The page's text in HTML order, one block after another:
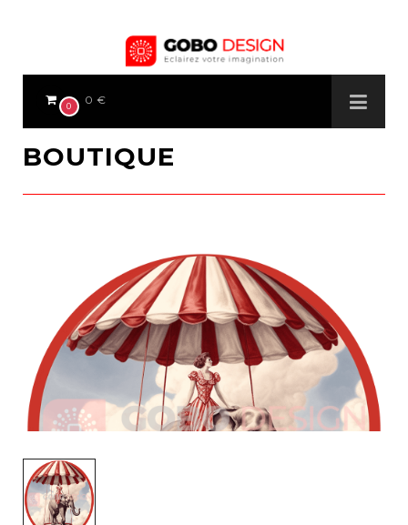
0 0 €
BOUTIQUE